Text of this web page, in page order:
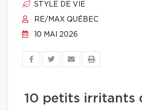
STYLE DE VIE
RE/MAX QUÉBEC
10 MAI 2026
10 petits irritants